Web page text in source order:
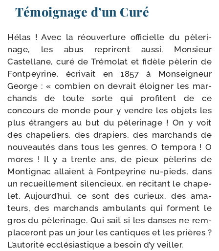
Témoignage d’un Curé
Hélas ! Avec la réou­ver­ture offi­cielle du pèle­ri­
nage, les abus reprirent aus­si. Monsieur
Castellane, curé de Trémolat et fidèle pèle­rin de
Fontpeyrine, écri­vait en 1857 à Monseigneur
George : « com­bien on devrait éloi­gner les mar­
chands de toute sorte qui pro­fitent de ce
concours de monde pour y vendre les objets les
plus étran­gers au but du pèle­ri­nage ! On y voit
des cha­pe­liers, des dra­piers, des mar­chands de
nou­veau­tés dans tous les genres. O tem­po­ra ! O
mores ! Il y a trente ans, de pieux pèle­rins de
Montignac allaient à Fontpeyrine nu-​pieds, dans
un recueille­ment silen­cieux, en réci­tant le cha­pe­
let. Aujourd’hui, ce sont des curieux, des ama­
teurs, des mar­chands ambu­lants qui forment le
gros du pèle­ri­nage. Qui sait si les danses ne rem­
pla­ce­ront pas un jour les can­tiques et les prières ?
L’autorité ecclé­sias­tique a besoin d’y veiller.